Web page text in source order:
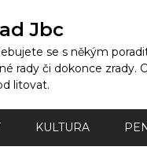
Jbc
se s někým
rady či dokonce zrady.
litovat.
KULTURA